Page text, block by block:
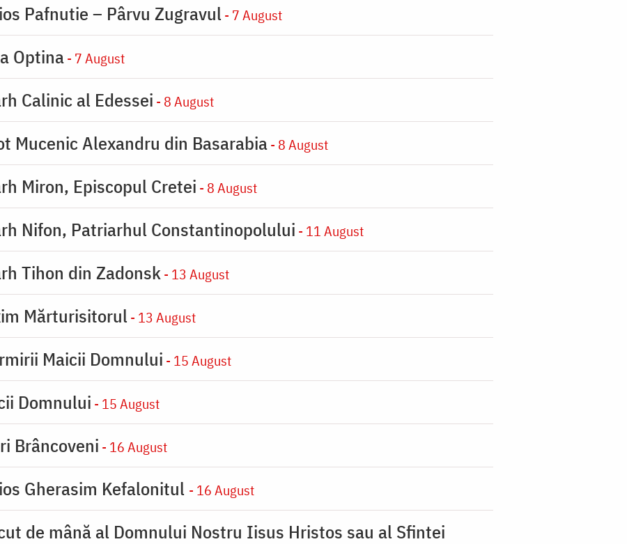
Pafnutie – Pârvu Zugravul - 7 August
Optina- 7 August
Calinic al Edessei - 8 August
Mucenic Alexandru din Basarabia- 8 August
Miron, Episcopul Cretei - 8 August
Nifon, Patriarhul Constantinopolului - 11 August
Tihon din Zadonsk - 13 August
Mărturisitorul - 13 August
Maicii Domnului - 15 August
Domnului - 15 August
Brâncoveni - 16 August
Gherasim Kefalonitul - 16 August
de mână al Domnului Nostru Iisus Hristos sau al Sfintei